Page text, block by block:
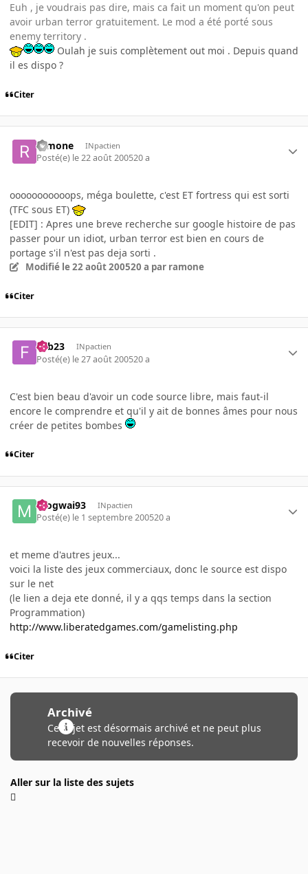
Euh , je voudrais pas dire, mais ca fait un moment qu'on peut
avoir urban terror gratuitement. Le mod a été porté sous
enemy territory .
Oulah je suis complètement out moi . Depuis quand
il es dispo ?
Citer
ramone INpactien
Posté(e) le 22 août 200520 a
ooooooooooops, méga boulette, c'est ET fortress qui est sorti
(TFC sous ET)
[EDIT] : Apres une breve recherche sur google histoire de pas
passer pour un idiot, urban terror est bien en cours de
portage s'il n'est pas deja sorti .
Modifié le 22 août 200520 a par ramone
Citer
Fab23 INpactien
Posté(e) le 27 août 200520 a
C'est bien beau d'avoir un code source libre, mais faut-il
encore le comprendre et qu'il y ait de bonnes âmes pour nous
créer de petites bombes
Citer
mogwai93 INpactien
Posté(e) le 1 septembre 200520 a
et meme d'autres jeux...
voici la liste des jeux commerciaux, donc le source est dispo
sur le net
(le lien a deja ete donné, il y a qqs temps dans la section
Programmation)
http://www.liberatedgames.com/gamelisting.php
Citer
Archivé
Ce sujet est désormais archivé et ne peut plus
recevoir de nouvelles réponses.
Aller sur la liste des sujets